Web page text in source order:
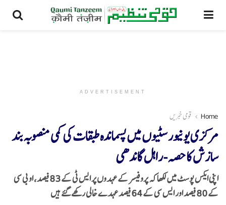
ADVERTISEMENT
Home قومی خبریں
مرکزی یونیورسٹیوں میں پسماندہ طبقات کی کمی منصوبہ بند
سازش کا حصہ-راہل گاندھی
اپنی ایکس پوسٹ میں لکھا کہ پروفیسر کے عہدوں پر ایس ٹی کے 83 فیصد، او بی سی
کے 80 فیصد اور ایس سی کے 64 فیصد عہدے خالی رکھے گئے ہیں